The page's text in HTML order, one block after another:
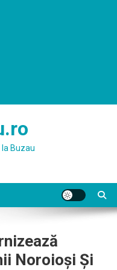
Buzau
Noroioși Și